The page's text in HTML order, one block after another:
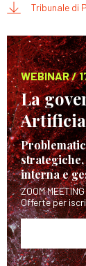
Tribunale di
WEBINAR /
La
interna e
ZOOM MEETING
Offerte per